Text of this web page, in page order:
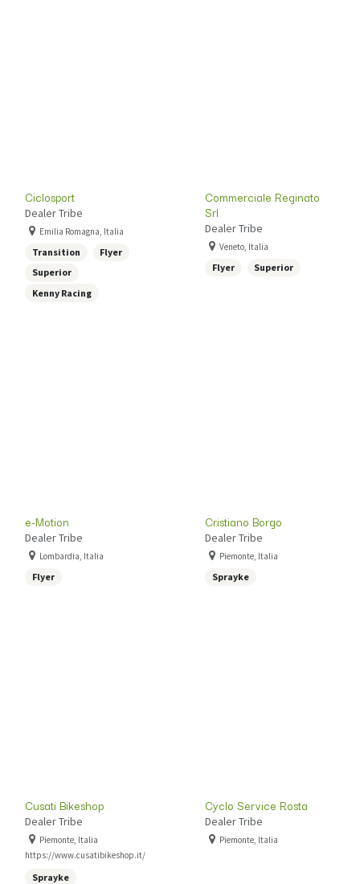
Ciclosport
Dealer Tribe
Emilia Romagna, Italia
Transition
Flyer
Superior
Kenny Racing
Commerciale Reginato
Srl
Dealer Tribe
Veneto, Italia
Flyer Superior
e-Motion
Dealer Tribe
Lombardia, Italia
Flyer
Cristiano Borgo
Dealer Tribe
Piemonte, Italia
Sprayke
Cusati Bikeshop
Dealer Tribe
Piemonte, Italia
https://www.cusatibikeshop.it/
Sprayke
Cyclo Service Rosta
Dealer Tribe
Piemonte, Italia